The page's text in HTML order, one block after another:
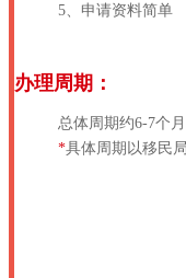
5、申请资料简单
办理周期：
总体周期约6-7个月
*具体周期以移民